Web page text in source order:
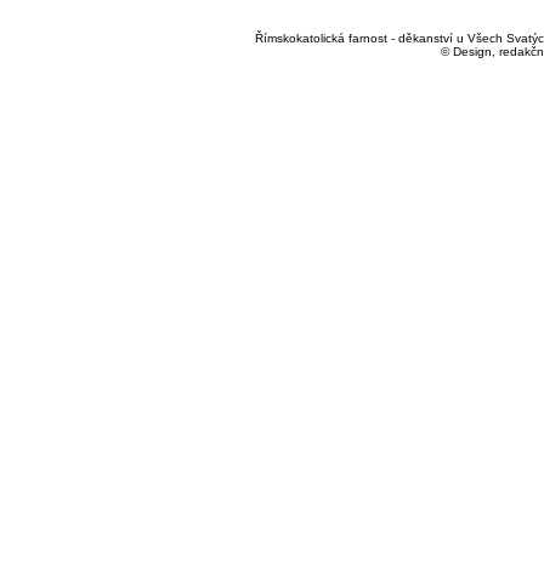
Římskokatolická farnost - děkanství u Všech
© Design,